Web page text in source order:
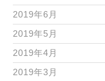
2019年6月
2019年5月
2019年4月
2019年3月